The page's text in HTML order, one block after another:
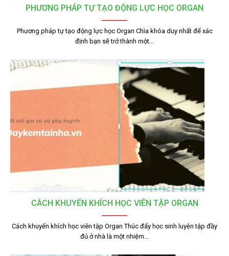
PHƯƠNG PHÁP TỰ TẠO ĐỘNG LỰC HỌC ORGAN
Phương pháp tự tạo động lực học Organ Chìa khóa duy nhất để xác
định bạn sẽ trở thành một…
CÁCH KHUYẾN KHÍCH HỌC VIÊN TẬP ORGAN
Cách khuyến khích học viên tập Organ Thúc đẩy học sinh luyện tập đầy
đủ ở nhà là một nhiệm…